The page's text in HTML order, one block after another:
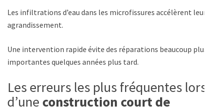
Les infiltrations d’eau dans les microfissures accélèrent leur
agrandissement.
Une intervention rapide évite des réparations beaucoup plus
importantes quelques années plus tard.
Les erreurs les plus fréquentes lors
d’une construction court de